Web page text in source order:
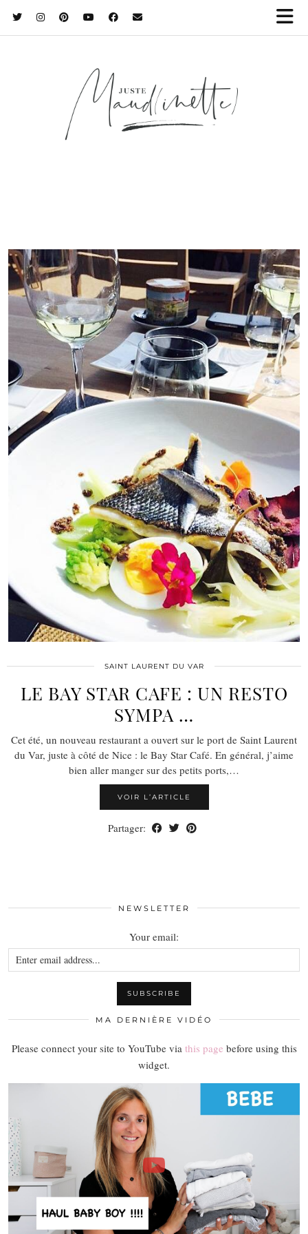
SAINT LAURENT DU VAR
LE BAY STAR CAFE : UN RESTO
SYMPA …
Cet été, un nouveau restaurant a ouvert sur le port de Saint Laurent
du Var, juste à côté de Nice : le Bay Star Café. En général, j’aime
bien aller manger sur des petits ports,…
VOIR L’ARTICLE
Partager:
NEWSLETTER
Your email:
MA DERNIÈRE VIDÉO
Please connect your site to YouTube via this page before using this
widget.